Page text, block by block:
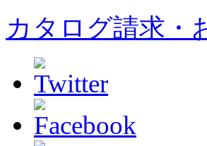
カタログ請求・